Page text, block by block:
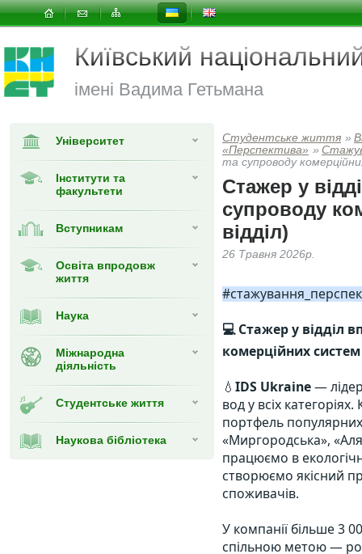
Київський
імені Вадима Гетьмана
Університет
Інститути та
факультети
Вступникам
Освіта впродовж
життя
Наука
Міжнародна
діяльність
Студентське життя
Наукова бібліотека
Студентське життя »
«Перспектива» »
та супроводу
Стажер у
супроводу
відділ)
26 Травня 2026р.
💻 Стажер у відділ
комерційних систем
💧 IDS Ukraine —
вод у всіх
портфель
«Миргородська»,
працюємо в
створюємо якісний
споживачів.
У компанії більше 3
спільною метою —